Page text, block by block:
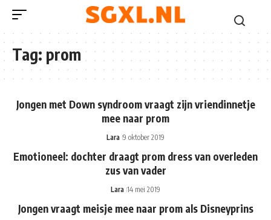
Tag: prom
Jongen met Down syndroom vraagt zijn vriendinnetje
mee naar prom
Lara 9 oktober 2019
Emotioneel: dochter draagt prom dress van overleden
zus van vader
Lara 14 mei 2019
Jongen vraagt meisje mee naar prom als Disneyprins